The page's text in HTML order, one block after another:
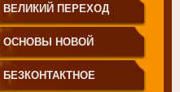
СВЕТОПРЕСТАВЛЕНИЕ"
ВЕЛИКИЙ ПЕРЕХОД
ОСНОВЫ НОВОЙ
ЦИВИЛИЗАЦИИ
БЕЗКОНТАКТНОЕ